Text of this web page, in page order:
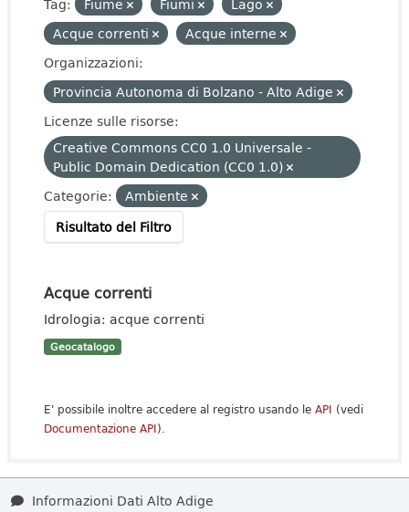
Tag: Fiume Fiumi
Lago
Acque correnti
Acque interne
Organizzazioni:
Provincia Autonoma di Bolzano - Alto Adige
Licenze sulle risorse:
Creative Commons CC0 1.0 Universale -
Public Domain Dedication (CC0 1.0)
Categorie:
Ambiente
Risultato del Filtro
Acque correnti
Idrologia: acque correnti
Geocatalogo
E' possibile inoltre accedere al registro usando le API (vedi
Documentazione API).
Informazioni Dati Alto Adige